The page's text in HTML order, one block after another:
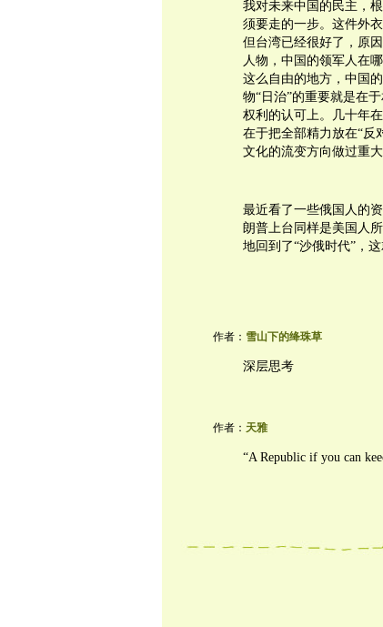
我对未来中国的民主，
须要走的一步。这件外
但台湾已经很好了，原
人物，中国的领军人在
这么自由的地方，中国
物“日治”的重要就是在
权利的认可上。几十年
在于把全部精力放在“反
文化的流变方向做过重
最近看了一些俄国人的
朗普上台同样是美国人
地回到了“沙俄时代”，
作者： 雪山下的绛珠草
深层思考
作者： 天雅
“A Republic if you can